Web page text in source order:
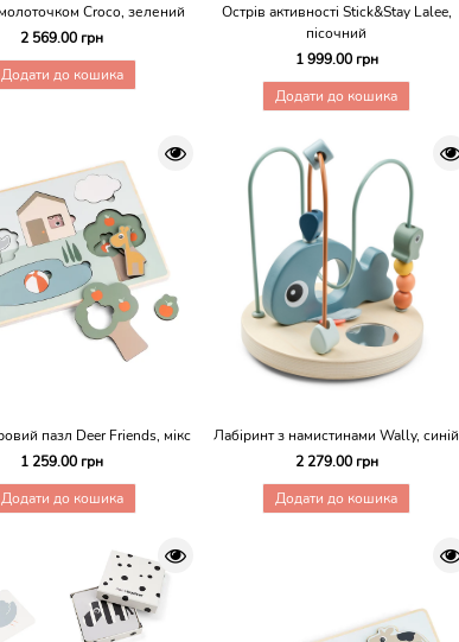
Croco, зелений
2 569.00 грн
Додати до кошика
Острів активності Stick&Stay Lalee,
пісочний
1 999.00 грн
Додати до кошика
пазл Deer Friends, мікс
1 259.00 грн
Додати до кошика
Лабіринт з намистинами Wally, синій
2 279.00 грн
Додати до кошика